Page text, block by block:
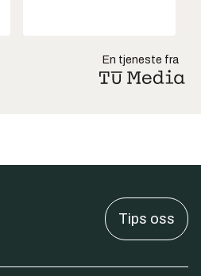
En tjeneste fra
Tips oss